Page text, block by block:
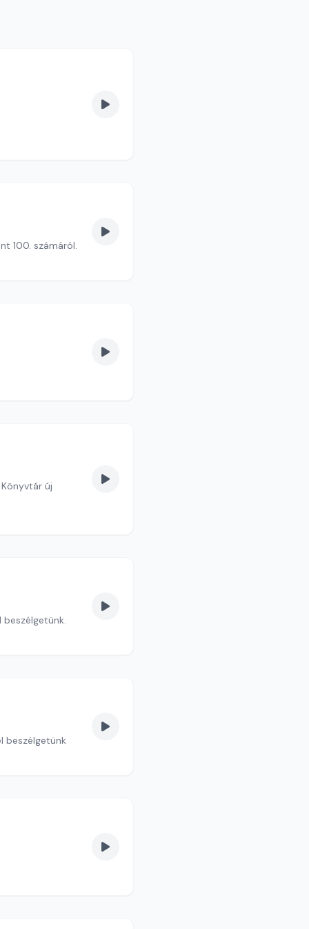
100. számáról.
új
beszélgetünk